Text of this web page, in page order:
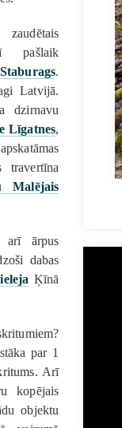
pašlaik
.
Latvijā.
dzirnavu
Līgatnes,
travertīna
Malējais
arī ārpus
dabas
Ķīnā
par 1
Arī
kopējais
objektu